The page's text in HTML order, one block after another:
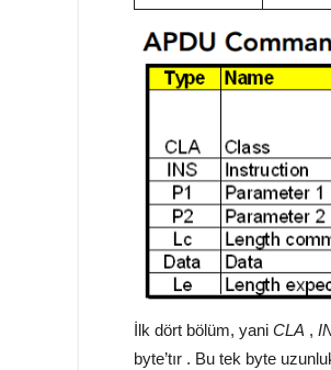
İlk dört bölüm, yani CLA ,
byte’tır . Bu tek byte